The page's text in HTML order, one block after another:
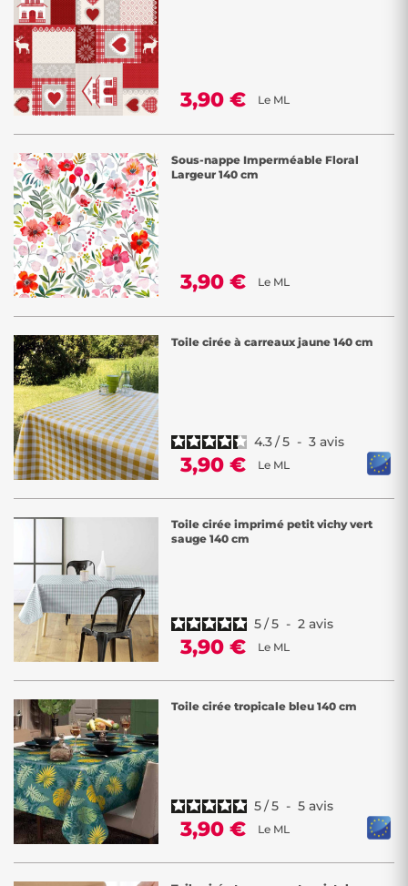
3,90 € Le ML
Sous-nappe Imperméable Floral
Largeur 140 cm
3,90 € Le ML
Toile cirée à carreaux jaune 140 cm
4.3/5 - 3 avis
3,90 € Le ML
Toile cirée imprimé petit vichy vert
sauge 140 cm
5/5 - 2 avis
3,90 € Le ML
Toile cirée tropicale bleu 140 cm
5/5 - 5 avis
3,90 € Le ML